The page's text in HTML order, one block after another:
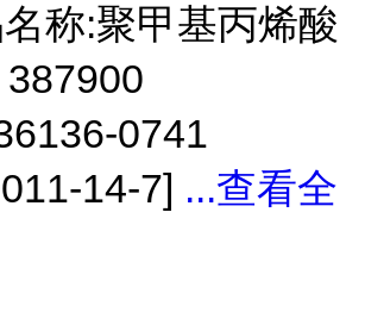
称:聚甲基丙烯酸
0741
14-7] ...查看全